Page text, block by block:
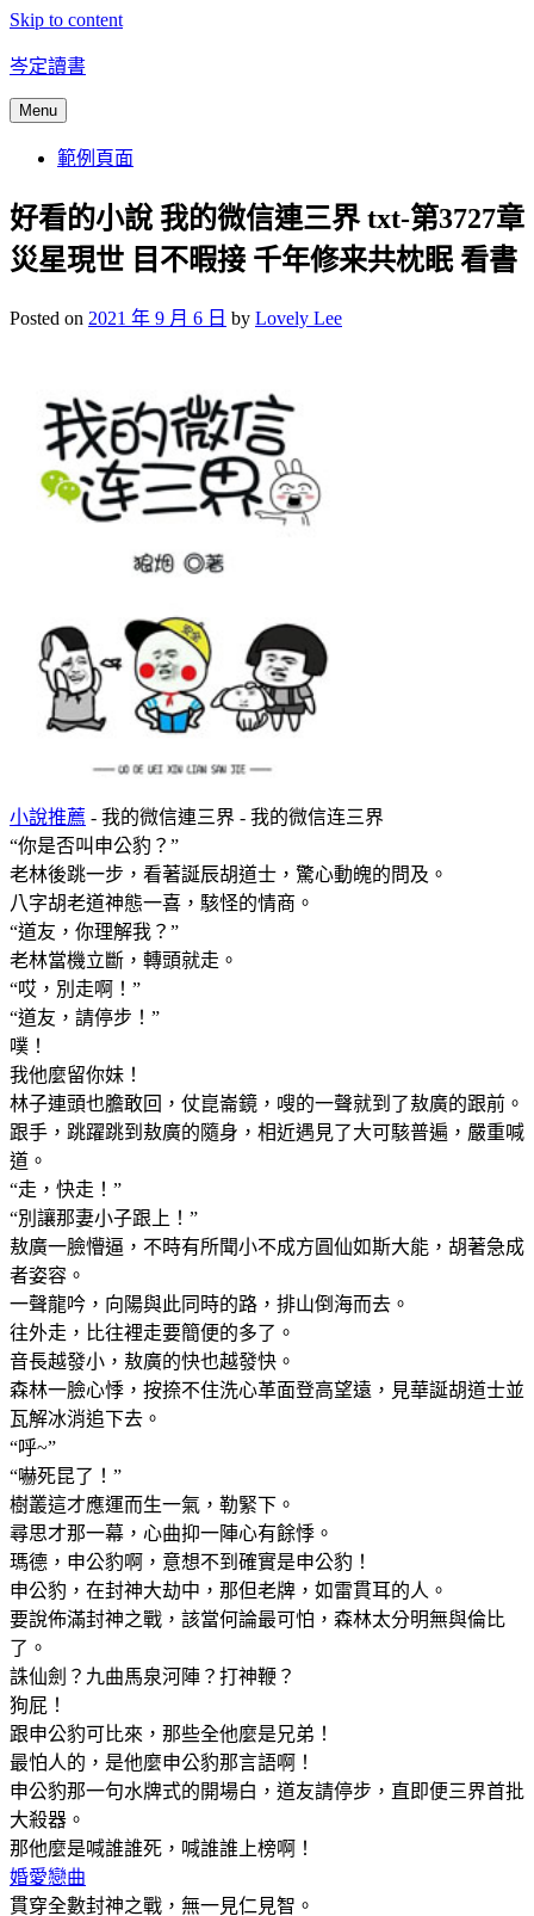
Skip to content
岑定讀書
Menu
範例頁面
好看的小說 我的微信連三界 txt-第3727章
災星現世 目不暇接 千年修来共枕眠 看書
Posted on 2021 年 9 月 6 日 by Lovely Lee
小說推薦 - 我的微信連三界 - 我的微信连三界
“你是否叫申公豹？”
老林後跳一步，看著誕辰胡道士，驚心動魄的問及。
八字胡老道神態一喜，駭怪的情商。
“道友，你理解我？”
老林當機立斷，轉頭就走。
“哎，別走啊！”
“道友，請停步！”
噗！
我他麼留你妹！
林子連頭也膽敢回，仗崑崙鏡，嗖的一聲就到了敖廣的跟前。
跟手，跳躍跳到敖廣的隨身，相近遇見了大可駭普遍，嚴重喊
道。
“走，快走！”
“別讓那妻小子跟上！”
敖廣一臉懵逼，不時有所聞小不成方圓仙如斯大能，胡著急成
者姿容。
一聲龍吟，向陽與此同時的路，排山倒海而去。
往外走，比往裡走要簡便的多了。
音長越發小，敖廣的快也越發快。
森林一臉心悸，按捺不住洗心革面登高望遠，見華誕胡道士並
瓦解冰消追下去。
“呼~”
“嚇死昆了！”
樹叢這才應運而生一氣，勒緊下。
尋思才那一幕，心曲抑一陣心有餘悸。
瑪德，申公豹啊，意想不到確實是申公豹！
申公豹，在封神大劫中，那但老牌，如雷貫耳的人。
要說佈滿封神之戰，該當何論最可怕，森林太分明無與倫比
了。
誅仙劍？九曲馬泉河陣？打神鞭？
狗屁！
跟申公豹可比來，那些全他麼是兄弟！
最怕人的，是他麼申公豹那言語啊！
申公豹那一句水牌式的開場白，道友請停步，直即便三界首批
大殺器。
那他麼是喊誰誰死，喊誰誰上榜啊！
婚愛戀曲
貫穿全數封神之戰，無一見仁見智。